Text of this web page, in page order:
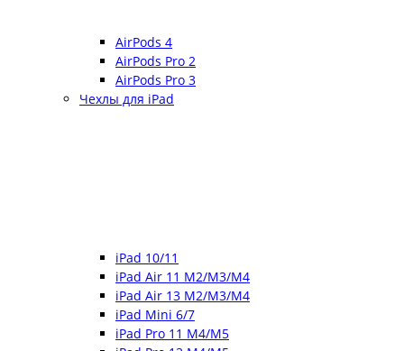
AirPods 4
AirPods Pro 2
AirPods Pro 3
Чехлы для iPad
iPad 10/11
iPad Air 11 M2/M3/M4
iPad Air 13 M2/M3/M4
iPad Mini 6/7
iPad Pro 11 M4/M5